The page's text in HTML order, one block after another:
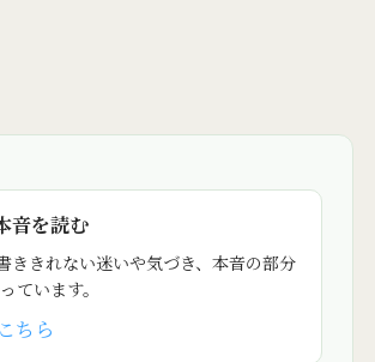
音を読む
ききれない迷いや気づき、本音の部分
ています。
ちら